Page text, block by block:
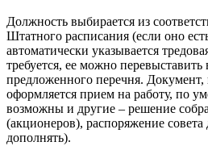
Должность выбирается из
Штатного расписания (если оно
автоматически указывается
требуется, ее можно
предложенного перечня. Документ,
оформляется приeм на рабoту, по
возможны и другие – решение
(акционеров), распоряжение
дополнять).